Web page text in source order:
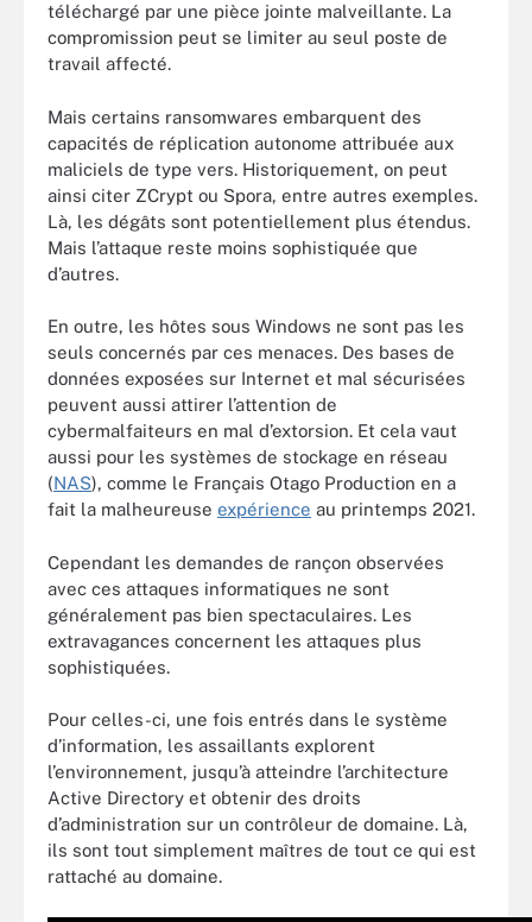
téléchargé par une pièce jointe malveillante. La
compromission peut se limiter au seul poste de
travail affecté.
Mais certains ransomwares embarquent des
capacités de réplication autonome attribuée aux
maliciels de type vers. Historiquement, on peut
ainsi citer ZCrypt ou Spora, entre autres exemples.
Là, les dégâts sont potentiellement plus étendus.
Mais l’attaque reste moins sophistiquée que
d’autres.
En outre, les hôtes sous Windows ne sont pas les
seuls concernés par ces menaces. Des bases de
données exposées sur Internet et mal sécurisées
peuvent aussi attirer l’attention de
cybermalfaiteurs en mal d’extorsion. Et cela vaut
aussi pour les systèmes de stockage en réseau
(NAS), comme le Français Otago Production en a
fait la malheureuse expérience au printemps 2021.
Cependant les demandes de rançon observées
avec ces attaques informatiques ne sont
généralement pas bien spectaculaires. Les
extravagances concernent les attaques plus
sophistiquées.
Pour celles-ci, une fois entrés dans le système
d’information, les assaillants explorent
l’environnement, jusqu’à atteindre l’architecture
Active Directory et obtenir des droits
d’administration sur un contrôleur de domaine. Là,
ils sont tout simplement maîtres de tout ce qui est
rattaché au domaine.